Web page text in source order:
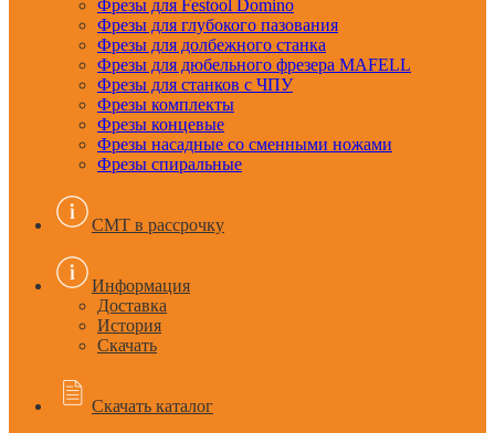
Фрезы для Festool Domino
Фрезы для глубокого пазования
Фрезы для долбежного станка
Фрезы для дюбельного фрезера MAFELL
Фрезы для станков с ЧПУ
Фрезы комплекты
Фрезы концевые
Фрезы насадные со сменными ножами
Фрезы спиральные
CMT в рассрочку
Информация
Доставка
История
Скачать
Скачать каталог